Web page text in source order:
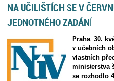
NA UČILIŠTÍCH SE V
JEDNOTNÉHO ZADÁNÍ
Praha, 30.
v učebních
vlastních
ministerstva
se rozhodlo